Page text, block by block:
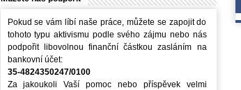
Pokud se vám líbí naše práce, můžete se zapojit do
tohoto typu aktivismu podle svého zájmu nebo nás
podpořit libovolnou finanční částkou zasláním na
bankovní účet:
35-4824350247/0100
Za jakoukoli Vaší pomoc nebo příspěvek velmi